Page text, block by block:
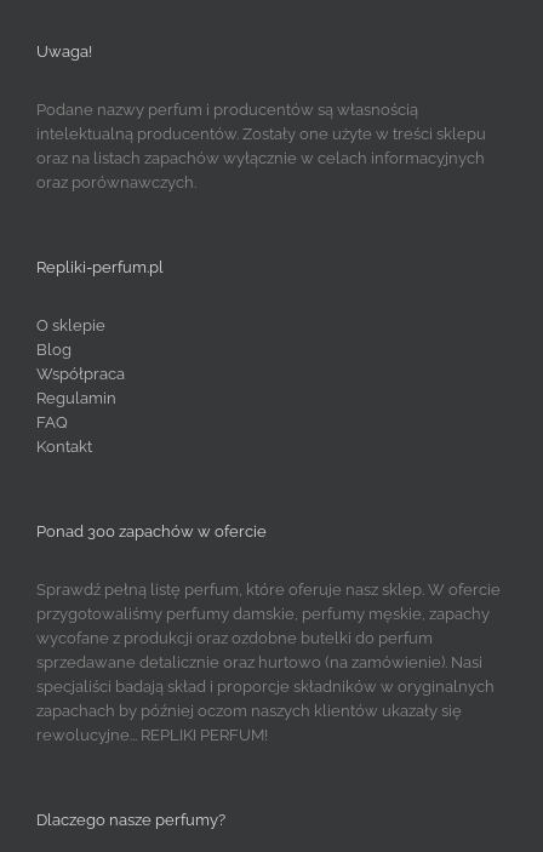
Uwaga!
Podane nazwy perfum i producentów są własnością
intelektualną producentów. Zostały one użyte w treści sklepu
oraz na listach zapachów wyłącznie w celach informacyjnych
oraz porównawczych.
Repliki-perfum.pl
O sklepie
Blog
Współpraca
Regulamin
FAQ
Kontakt
Ponad 300 zapachów w ofercie
Sprawdź pełną listę perfum, które oferuje nasz sklep. W ofercie
przygotowaliśmy perfumy damskie, perfumy męskie, zapachy
wycofane z produkcji oraz ozdobne butelki do perfum
sprzedawane detalicznie oraz hurtowo (na zamówienie). Nasi
specjaliści badają skład i proporcje składników w oryginalnych
zapachach by później oczom naszych klientów ukazały się
rewolucyjne... REPLIKI PERFUM!
Dlaczego nasze perfumy?